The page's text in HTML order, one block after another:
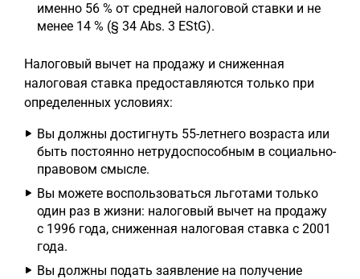
именно 56 % от средней налоговой ставки и не
менее 14 % (§ 34 Abs. 3 EStG).
Налоговый вычет на продажу и сниженная
налоговая ставка предоставляются только при
определенных условиях:
Вы должны достигнуть 55-летнего возраста или
быть постоянно нетрудоспособным в социально-
правовом смысле.
Вы можете воспользоваться льготами только
один раз в жизни: налоговый вычет на продажу
с 1996 года, сниженная налоговая ставка с 2001
года.
Вы должны подать заявление на получение